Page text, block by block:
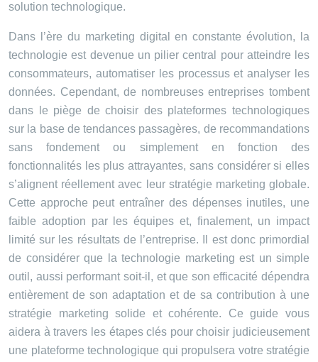
solution technologique.
Dans l’ère du marketing digital en constante évolution, la
technologie est devenue un pilier central pour atteindre les
consommateurs, automatiser les processus et analyser les
données. Cependant, de nombreuses entreprises tombent
dans le piège de choisir des plateformes technologiques
sur la base de tendances passagères, de recommandations
sans fondement ou simplement en fonction des
fonctionnalités les plus attrayantes, sans considérer si elles
s’alignent réellement avec leur stratégie marketing globale.
Cette approche peut entraîner des dépenses inutiles, une
faible adoption par les équipes et, finalement, un impact
limité sur les résultats de l’entreprise. Il est donc primordial
de considérer que la technologie marketing est un simple
outil, aussi performant soit-il, et que son efficacité dépendra
entièrement de son adaptation et de sa contribution à une
stratégie marketing solide et cohérente. Ce guide vous
aidera à travers les étapes clés pour choisir judicieusement
une plateforme technologique qui propulsera votre stratégie